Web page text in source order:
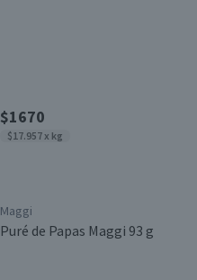
$1670
$17.957 x kg
Maggi
Puré de Papas Maggi 93 g